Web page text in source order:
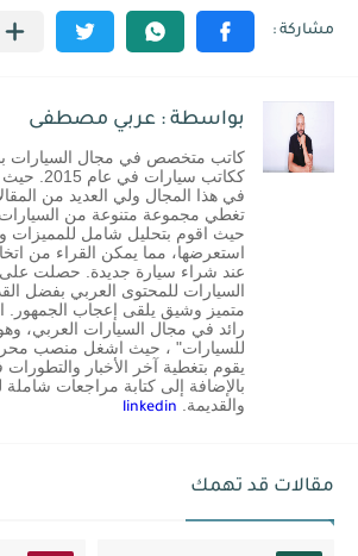
بواسطة : عربي مصطفى
كاتب متخصص في مجال السيارات
ككاتب
في هذا المجال ولي العديد من
تغطي مجموعة متنوعة من السيارات
حيث اقوم بتحليل شامل للمميزات
استعرضها، مما يمكن القراء من
عند شراء سيارة جديدة. حصلت
السيارات للمحتوى العربي بفضل
متميز وشيق يلقى إعجاب الجمهور.
رائد في مجال السيارات العربي،
للسيارات" ، حيث اشغل منصب محرر
يقوم بتغطية آخر الأخبار
بالإضافة إلى كتابة مراجعات شاملة
والقديمة. linkedin
مقالات قد تهمك